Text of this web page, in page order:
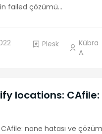
failed çözümü...
Plesk
Kübra
A.
locations: CAfile:
none hatası ve